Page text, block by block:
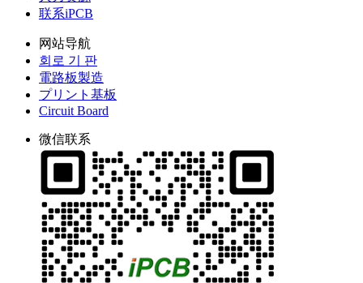
联系iPCB
网站导航
회로 기 판
電路板製造
プリント基板
Circuit Board
微信联系